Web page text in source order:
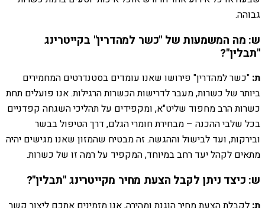
גבוהה.
ש: מה המשמעות של "כשר למהדרין" בקייטרינג
"תבלין"?
ת: "כשר למהדרין" פירושו שאנו עומדים בסטנדרטים המחמירים
ביותר של כשרות, מעבר לדרישות הכשרות הרגילות. אנו פועלים תחת
כשרות הרב מחפוד שליט"א, ומקפידים על תהליכי השגחה קפדניים
בכל שלבי ההכנה – מבחירת חומרי הגלם, דרך הטיפול בבשר
ובירקות, ועד לבישול וההגשה. זה מבטיח שהמזון שאנו מגישים יהיה
מתאים לקהל יעד רחב במיוחד, המקפיד על רמה זו של כשרות.
ש: כיצד ניתן לקבל הצעת מחיר מקייטרינג "תבלין"?